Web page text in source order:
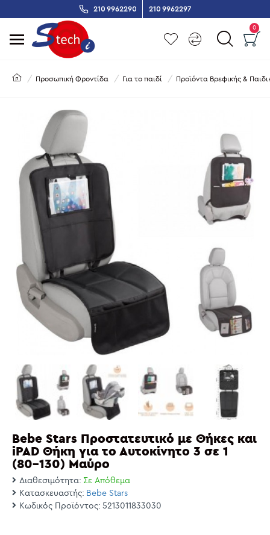
210 9962290 210 9962297
0
Προσωπική Φροντίδα Για το παιδί Προϊόντα Βρεφικής &
Bebe Stars Προστατευτικό με Θήκες και
iPAD Θήκη για το Αυτοκίνητο 3 σε 1
(80-130) Μαύρο
Διαθεσιμότητα: Σε Απόθεμα
Κατασκευαστής: Bebe Stars
Κωδικός Προϊόντος: 5213011833030